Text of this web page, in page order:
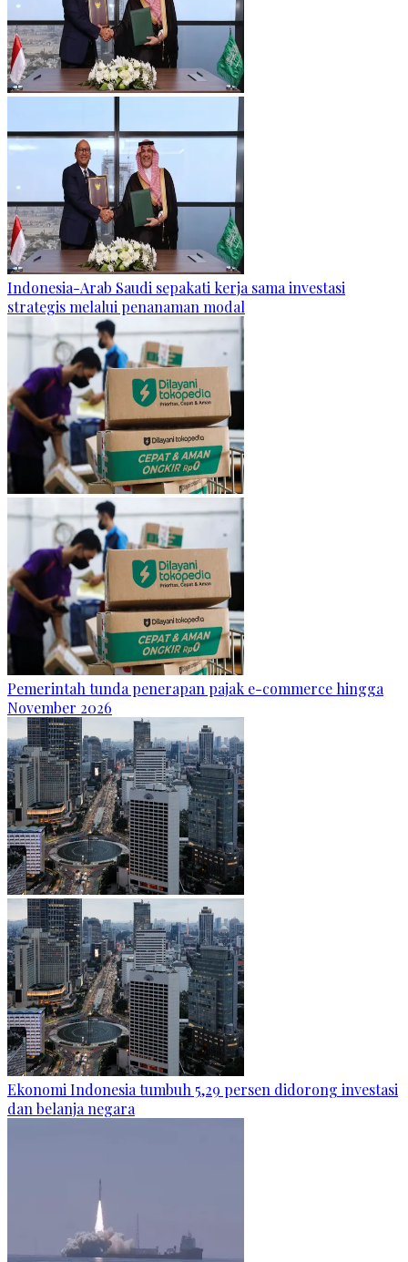
Indonesia-Arab Saudi sepakati kerja sama investasi
strategis melalui penanaman modal
Pemerintah tunda penerapan pajak e-commerce hingga
November 2026
Ekonomi Indonesia tumbuh 5,29 persen didorong investasi
dan belanja negara